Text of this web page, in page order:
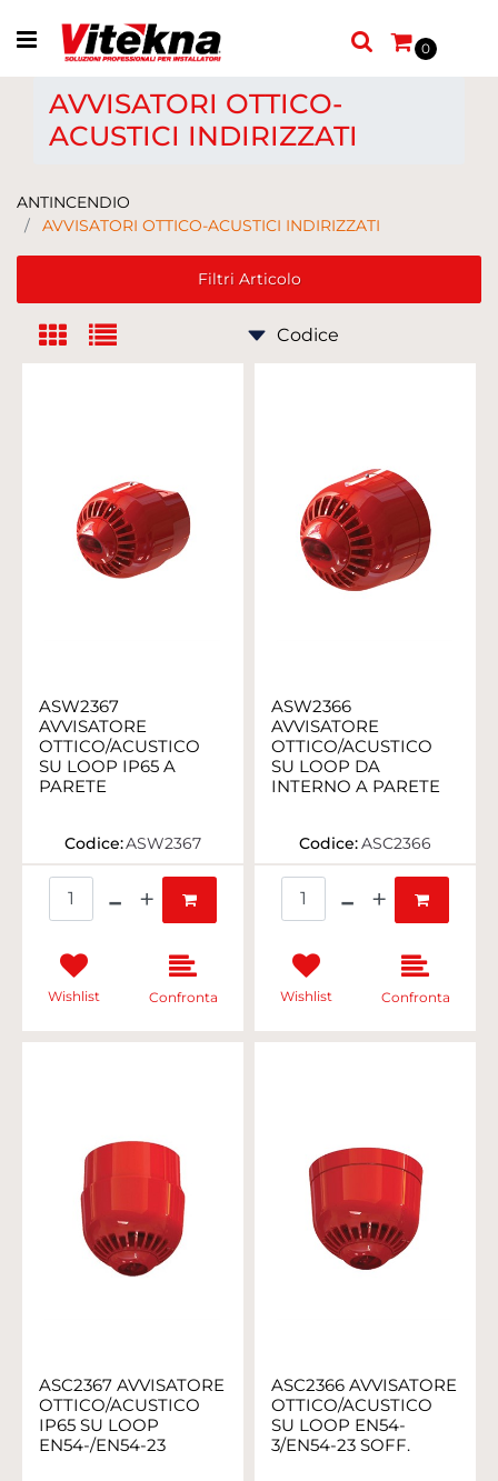
Open menu
0
AVVISATORI OTTICO-
ACUSTICI INDIRIZZATI
ANTINCENDIO
AVVISATORI OTTICO-ACUSTICI INDIRIZZATI
Filtri Articolo
ASW2367
AVVISATORE
OTTICO/ACUSTICO
SU LOOP IP65 A
PARETE
Codice:ASW2367
Wishlist Confronta
ASW2366
AVVISATORE
OTTICO/ACUSTICO
SU LOOP DA
INTERNO A PARETE
Codice:ASC2366
Wishlist Confronta
ASC2367 AVVISATORE
OTTICO/ACUSTICO
IP65 SU LOOP
EN54-/EN54-23
ASC2366 AVVISATORE
OTTICO/ACUSTICO
SU LOOP EN54-
3/EN54-23 SOFF.